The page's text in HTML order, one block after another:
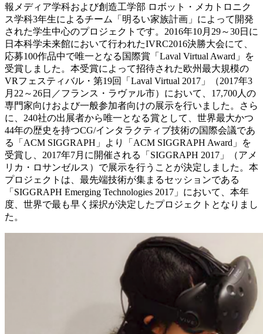
報メディア学科および創造工学部 ロボット・メカトロニク
ス学科3年生によるチーム「明るい家族計画」によって開発
された学生中心のプロジェクトです。2016年10月29～30日に
日本科学未来館において行われたIVRC2016決勝大会にて、
応募100作品中で唯一となる国際賞「Laval Virtual Award」を
受賞しました。本受賞によって招待された欧州最大規模の
VRフェスティバル・第19回「Laval Virtual 2017」（2017年3
月22～26日／フランス・ラヴァル市）において、17,700人の
専門家向けおよび一般参加者向けの展示を行いました。さら
に、240社の出展者から唯一となる賞として、世界最大かつ
44年の歴史を持つCG/インタラクティブ技術の国際会議であ
る「ACM SIGGRAPH」より「ACM SIGGRAPH Award」を
受賞し、2017年7月に開催される「SIGGRAPH 2017」（アメ
リカ・ロサンゼルス）で展示を行うことが決定しました。本
プロジェクトは、最先端技術が集まるセッションである
「SIGGRAPH Emerging Technologies 2017」において、本年
度、世界で最も早く採択が決定したプロジェクトとなりまし
た。